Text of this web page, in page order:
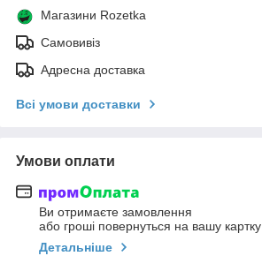
Магазини Rozetka
Самовивіз
Адресна доставка
Всі умови доставки
Умови оплати
Ви отримаєте замовлення
або гроші повернуться на вашу картку
Детальніше